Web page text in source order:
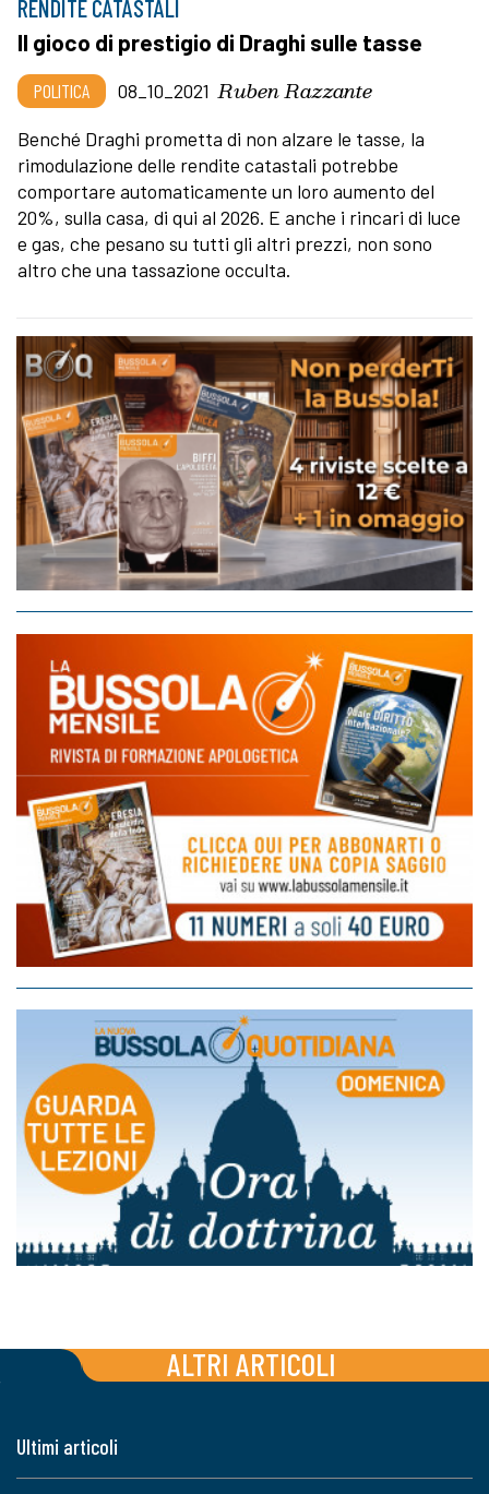
RENDITE CATASTALI
Il gioco di prestigio di Draghi sulle tasse
POLITICA 08_10_2021 Ruben Razzante
Benché Draghi prometta di non alzare le tasse, la
rimodulazione delle rendite catastali potrebbe
comportare automaticamente un loro aumento del
20%, sulla casa, di qui al 2026. E anche i rincari di luce
e gas, che pesano su tutti gli altri prezzi, non sono
altro che una tassazione occulta.
ALTRI ARTICOLI
Ultimi articoli